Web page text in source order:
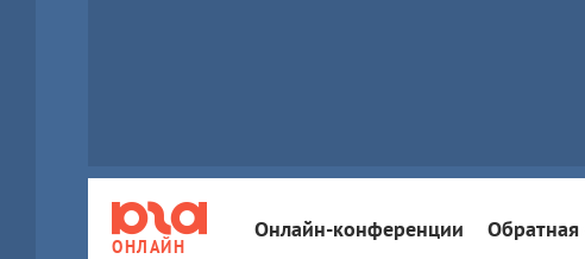
ОНЛАЙН
Онлайн-конференции Обратная